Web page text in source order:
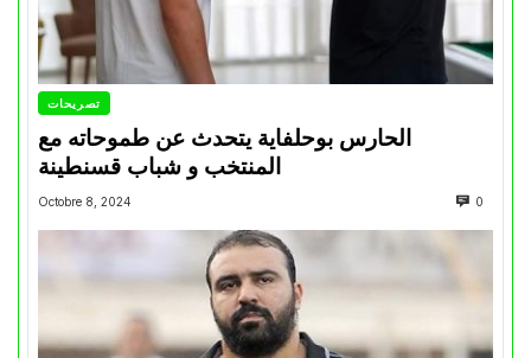
تصريحات
الحارس بوحلفاية يتحدث عن طموحاته مع
المنتخب و شباب قسنطينة
Octobre 8, 2024 0